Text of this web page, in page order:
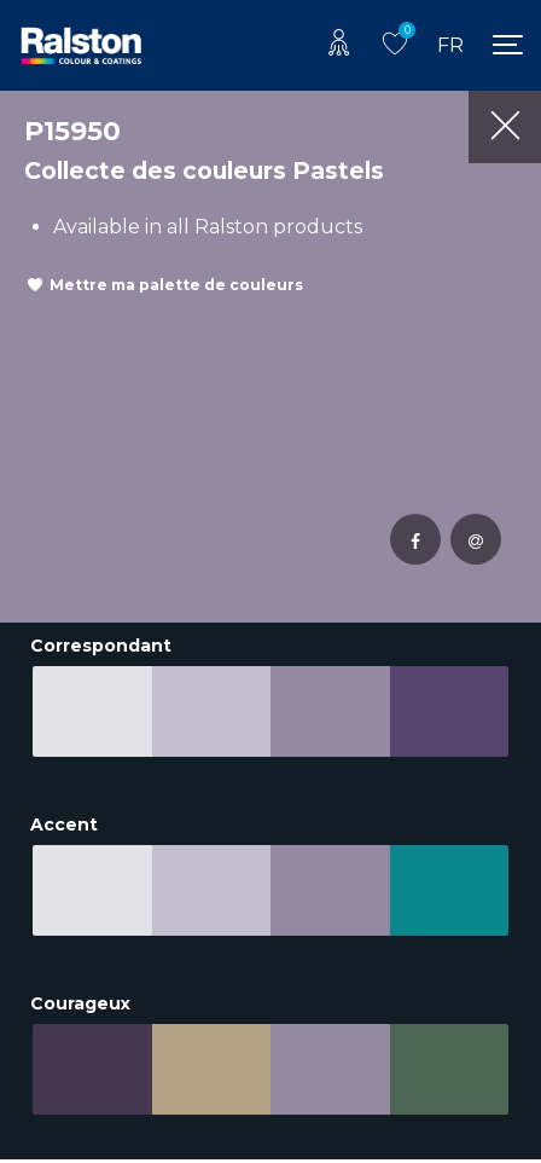
0
FR
P15950
Collecte des couleurs Pastels
Available in all Ralston products
Mettre ma palette de couleurs
Correspondant
Accent
Courageux